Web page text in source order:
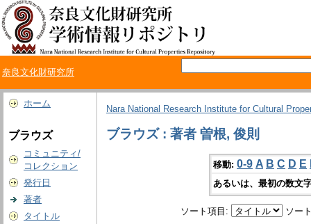
奈良文化財研究所
ホーム
ブラウズ
コミュニティ/
コレクション
発行日
著者
タイトル
Nara National Research Institute for Cultural
ブラウズ : 著者 曽根, 俊則
移動: 0-9 A B C D E
あるいは、最初の数文
ソート項目: ソー